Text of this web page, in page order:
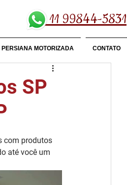
11 99844-5831
PERSIANA MOTORIZADA CONTATO
SP
com produtos
até você um